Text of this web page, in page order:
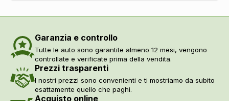
Garanzia e controllo
Tutte le auto sono garantite almeno 12 mesi, vengono
controllate e verificate prima della vendita.
Prezzi trasparenti
I nostri prezzi sono convenienti e ti mostriamo da subito
esattamente quello che paghi.
Acquisto online